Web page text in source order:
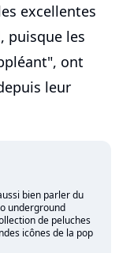
excellentes
puisque les
ont
leur
bien parler du
underground
de peluches
icônes de la pop